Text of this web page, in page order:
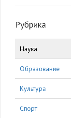
Рубрика
Наука
Образование
Культура
Спорт